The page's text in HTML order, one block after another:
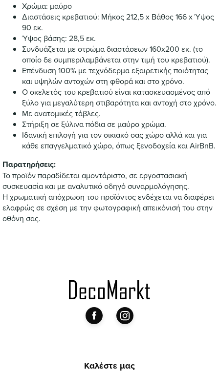
Χρώμα: μαύρο
Διαστάσεις κρεβατιού: Μήκος 212,5 x Βάθος 166 x Ύψος
90 εκ.
Ύψος βάσης: 28,5 εκ.
Συνδυάζεται με στρώμα διαστάσεων 160x200 εκ. (το
οποίο δε συμπεριλαμβάνεται στην τιμή του κρεβατιού).
Επένδυση 100% με τεχνόδερμα εξαιρετικής ποιότητας
και υψηλών αντοχών στη φθορά και στο χρόνο.
Ο σκελετός του κρεβατιού είναι κατασκευασμένος από
ξύλο για μεγαλύτερη στιβαρότητα και αντοχή στο χρόνο.
Με ανατομικές τάβλες.
Στήριξη σε ξύλινα πόδια σε μαύρο χρώμα.
Ιδανική επιλογή για τον οικιακό σας χώρο αλλά και για
κάθε επαγγελματικό χώρο, όπως ξενοδοχεία και AirBnB.
Παρατηρήσεις:
Το προϊόν παραδίδεται αμοντάριστο, σε εργοστασιακή
συσκευασία και με αναλυτικό οδηγό συναρμολόγησης.
Η χρωματική απόχρωση του προϊόντος ενδέχεται να διαφέρει
ελαφρώς σε σχέση με την φωτογραφική απεικόνισή του στην
οθόνη σας.
Καλέστε μας